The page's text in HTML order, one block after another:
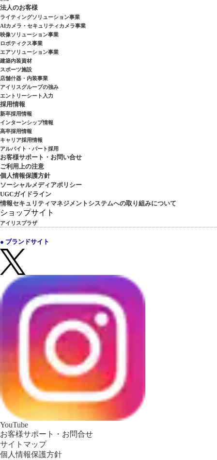
法人のお客様
ライティングソリューション事業
AIカメラ・セキュリティカメラ事業
映像ソリューション事業
ロボティクス事業
エアソリューション事業
建築内装資材
スポーツ施設
店舗什器・内装事業
アイリスグループの強み
エントリーシート入力
採用情報
新卒採用情報
インターンシップ情報
高卒採用情報
キャリア採用情報
アルバイト・パート採用
お客様サポート・お問い合せ
ご利用上の注意
個人情報保護方針
ソーシャルメディアポリシー
UGCガイドライン
情報セキュリティマネジメントシステムへの取り組みについて
ショップサイト
アイリスプラザ
● ブランドサイト
YouTube
お客様サポート・お問合せ
サイトマップ
個人情報保護方針